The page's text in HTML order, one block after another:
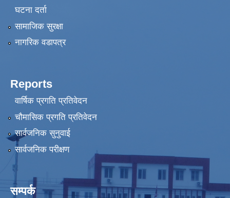
घटना दर्ता
सामाजिक सुरक्षा
नागरिक वडापत्र
Reports
वार्षिक प्रगति प्रतिवेदन
चौमासिक प्रगति प्रतिवेदन
सार्वजनिक सुनुवाई
सार्वजनिक परीक्षण
सम्पर्क